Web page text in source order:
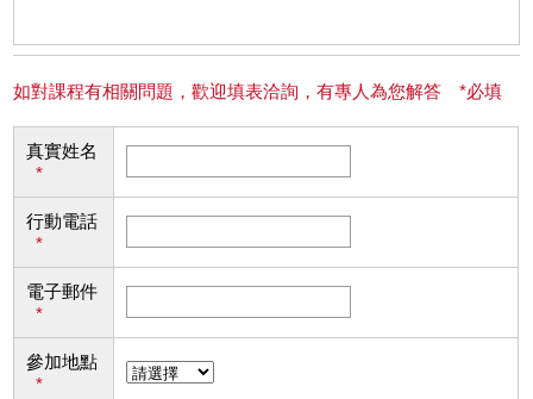
如對課程有相關問題，歡迎填表洽詢，有專人為您解答 *必填
真實姓名
*
行動電話
*
電子郵件
*
參加地點
*